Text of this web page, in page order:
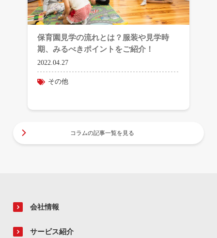
保育園見学の流れとは？服装や見学時
期、みるべきポイントをご紹介！
2022.04.27
その他
コラムの記事一覧を見る
会社情報
サービス紹介